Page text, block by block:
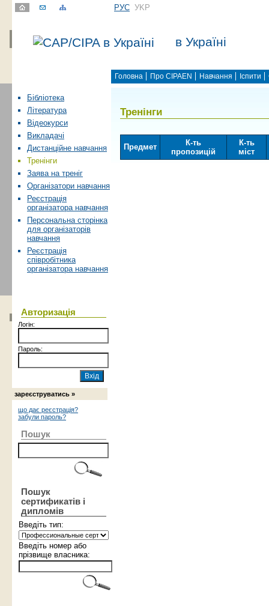
РУС УKР
в Україні
Головна Про CIPAEN Навчання Іспити
Бібліотека
Література
Відеокурси
Викладачі
Дистанційне навчання
Тренінги
Заява на треніг
Організатори навчання
Реєстрація
організатора навчання
Персональна сторінка
для організаторів
навчання
Реєстрація
співробітника
організатора навчання
Авторизація
Логін:
Пароль:
зареєструватись »
що дає реєстрація?
забули пароль?
Пошук
Пошук
сертификатів і
дипломів
Введіть тип:
Введіть номер або
прізвище власника:
Тренінги
Предмет
К-ть
пропозицій
К-ть
міст